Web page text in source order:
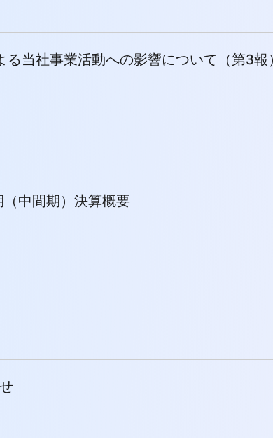
る当社事業活動への影響について（第3報）
中間期）決算概要